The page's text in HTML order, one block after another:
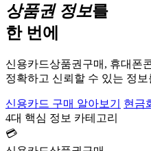
상품권 정보를
한 번에
신용카드상품권구매, 휴대폰
정확하고 신뢰할 수 있는 정
신용카드 구매 알아보기
현금
4대 핵심 정보 카테고리
💳